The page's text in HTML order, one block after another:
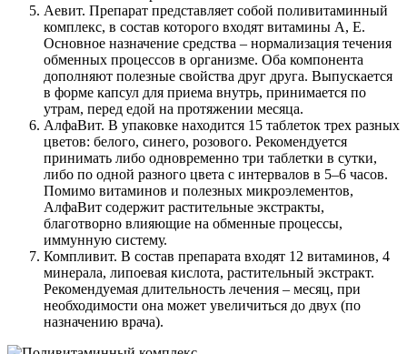
Аевит. Препарат представляет собой поливитаминный
комплекс, в состав которого входят витамины А, Е.
Основное назначение средства – нормализация течения
обменных процессов в организме. Оба компонента
дополняют полезные свойства друг друга. Выпускается
в форме капсул для приема внутрь, принимается по
утрам, перед едой на протяжении месяца.
АлфаВит. В упаковке находится 15 таблеток трех разных
цветов: белого, синего, розового. Рекомендуется
принимать либо одновременно три таблетки в сутки,
либо по одной разного цвета с интервалов в 5–6 часов.
Помимо витаминов и полезных микроэлементов,
АлфаВит содержит растительные экстракты,
благотворно влияющие на обменные процессы,
иммунную систему.
Компливит. В состав препарата входят 12 витаминов, 4
минерала, липоевая кислота, растительный экстракт.
Рекомендуемая длительность лечения – месяц, при
необходимости она может увеличиться до двух (по
назначению врача).